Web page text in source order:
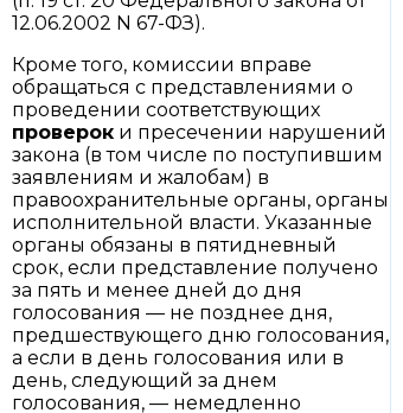
12.06.2002 N 67-ФЗ).
Кроме того, комиссии вправе
обращаться с представлениями о
проведении соответствующих
проверок и пресечении нарушений
закона (в том числе по поступившим
заявлениям и жалобам) в
правоохранительные органы, органы
исполнительной власти. Указанные
органы обязаны в пятидневный
срок, если представление получено
за пять и менее дней до дня
голосования — не позднее дня,
предшествующего дню голосования,
а если в день голосования или в
день, следующий за днем
голосования, — немедленно